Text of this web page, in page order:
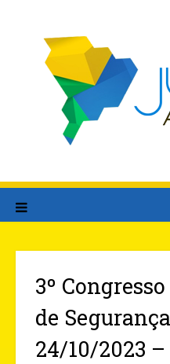
3º
de
24/10/2023